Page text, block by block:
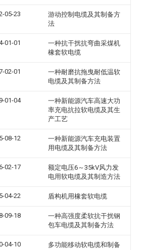
05-23
游动控制电缆及其制备方
法
01-01
一种抗干扰抗弯曲采煤机
橡套软电缆
02-01
一种耐磨抗拖曳耐低温软
电缆及其制备方法
01-04
一种新能源汽车高速大功
率充电抗拉软电缆及其生
产工艺
08-12
一种新能源汽车充电装置
用电缆及其制备方法
02-17
额定电压6～35kV风力发
电用软电缆及其制造方法
04-22 盾构机用橡套软电缆
09-18
一种高强度柔软抗干扰钢
包车电缆及其制备方法
04-10
多功能移动软电缆和制备